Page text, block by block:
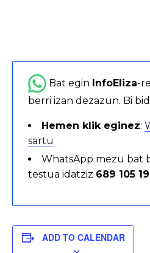
Bat egin InfoEliza-
berri izan dezazun. Bi
Hemen klik eginez:
sartu
WhatsApp mezu bat
testua idatziz 689 105
ADD TO CALENDAR